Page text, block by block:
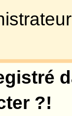
à
le
donc
rapport